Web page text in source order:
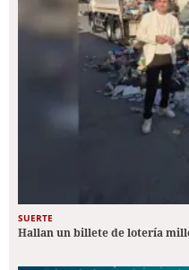
SUERTE
Hallan un billete de lotería